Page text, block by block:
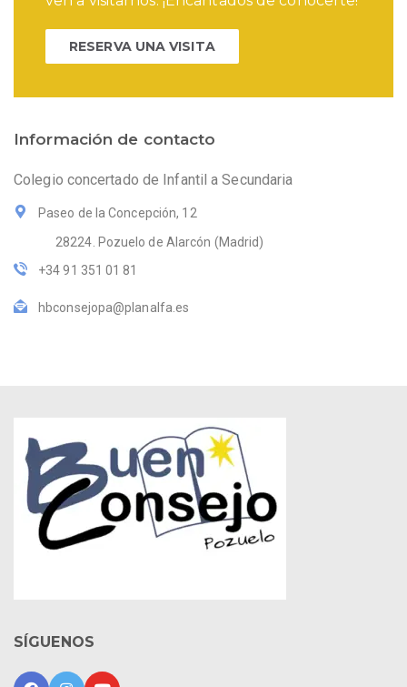
RESERVA UNA VISITA
Información de contacto
Colegio concertado de Infantil a Secundaria
Paseo de la Concepción, 12
28224. Pozuelo de Alarcón (Madrid)
+34 91 351 01 81
hbconsejopa@planalfa.es
SÍGUENOS